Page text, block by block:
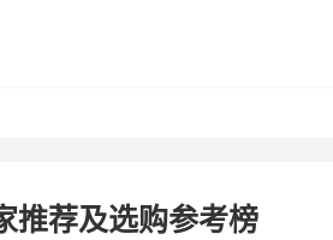
推荐及选购参考榜